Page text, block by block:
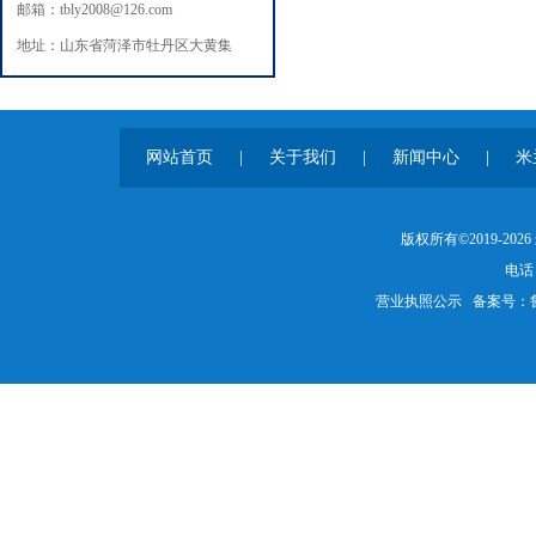
邮箱：tbly2008@126.com
地址：山东省菏泽市牡丹区大黄集
网站首页 关于我们 新闻中心 米
版权所有©2019-
电话
营业执照公示备案号：鲁